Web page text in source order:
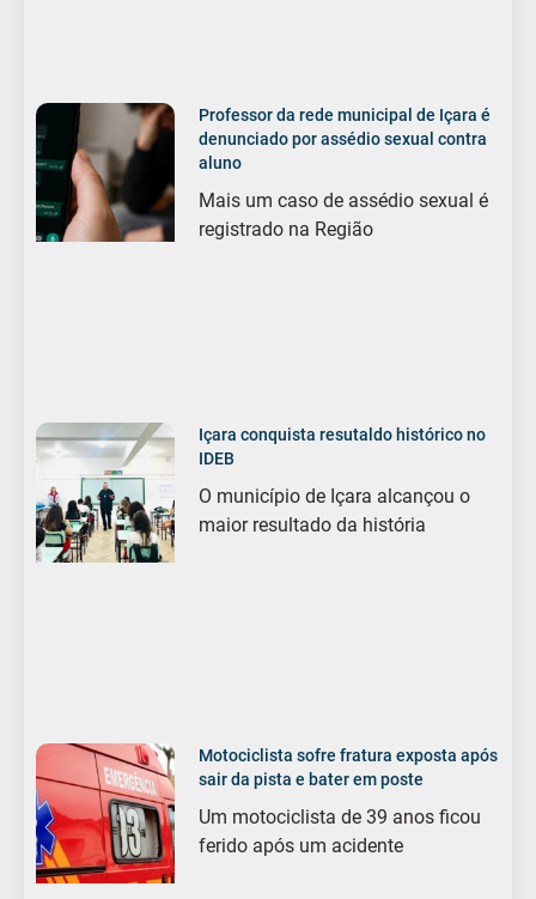
Professor da rede municipal de Içara é
denunciado por assédio sexual contra
aluno
Mais um caso de assédio sexual é
registrado na Região
Içara conquista resutaldo histórico no
IDEB
O município de Içara alcançou o
maior resultado da história
Motociclista sofre fratura exposta após
sair da pista e bater em poste
Um motociclista de 39 anos ficou
ferido após um acidente